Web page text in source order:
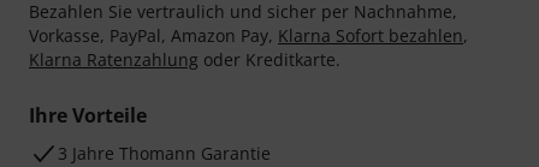
Bezahlen Sie vertraulich und sicher per Nachnahme,
Vorkasse, PayPal, Amazon Pay, Klarna Sofort bezahlen,
Klarna Ratenzahlung oder Kreditkarte.
Ihre Vorteile
3 Jahre Thomann Garantie